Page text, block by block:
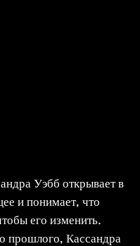
Уэбб открывает в
и понимает, что
его изменить.
прошлого, Кассандра